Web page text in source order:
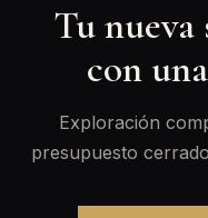
Tu nueva
con una
Exploración
presupuesto